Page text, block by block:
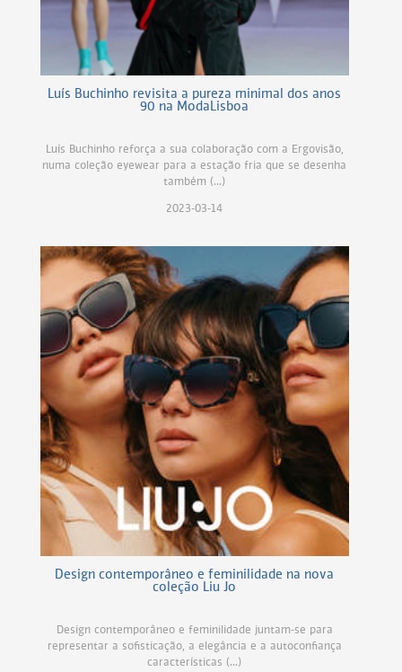
Luís Buchinho revisita a pureza minimal dos anos
90 na ModaLisboa
Luís Buchinho reforça a sua colaboração com a Ergovisão,
numa coleção eyewear para a estação fria que se desenha
também (...)
2023-03-14
Design contemporâneo e feminilidade na nova
coleção Liu Jo
Design contemporâneo e feminilidade juntam-se para
representar a sofisticação, a elegância e a autoconfiança
características (...)